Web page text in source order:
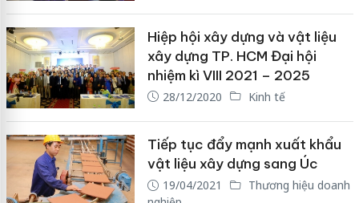
Hiệp hội xây dựng và vật liệu
xây dựng TP. HCM Đại hội
nhiệm kì VIII 2021 – 2025
28/12/2020 Kinh tế
Tiếp tục đẩy mạnh xuất khẩu
vật liệu xây dựng sang Úc
19/04/2021
Thương hiệu doanh